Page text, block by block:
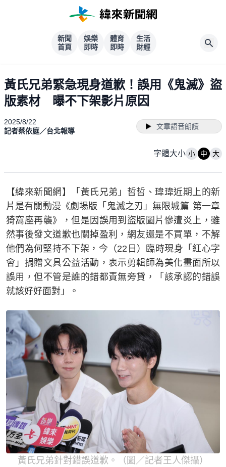
新聞
首頁
娛樂
即時
體育
即時
生活
財經
黃氏兄弟緊急現身道歉！誤用《鬼滅》盜
版素材 曝不下架影片原因
2025/8/22
記者蔡依庭／台北報導
文章語音朗讀
字體大小 小 中 大
【緯來新聞網】「黃氏兄弟」哲哲、瑋瑋近期上的新
片是有關動漫《劇場版「鬼滅之刃」無限城篇 第一章
猗窩座再襲》，但是因誤用到盜版圖片慘遭炎上，雖
然事後發文道歉也關掉盈利，網友還是不買單，不解
他們為何堅持不下架，今（22日）臨時現身「紅心字
會」捐贈文具公益活動，表示剪輯師為美化畫面所以
誤用，但不管是誰的錯都責無旁貸，「該承認的錯誤
就該好好面對」。
黃氏兄弟針對錯誤道歉。（圖／記者王人傑攝）